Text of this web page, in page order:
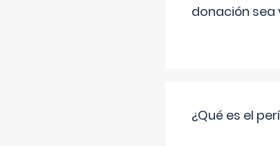
donación sea
¿Qué es el